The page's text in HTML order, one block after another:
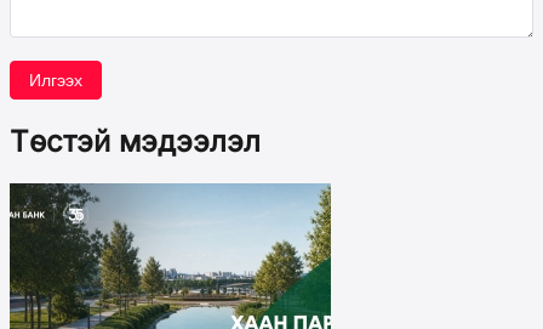
Илгээх
Төстэй мэдээлэл